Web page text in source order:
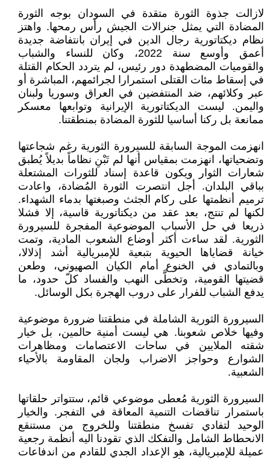
لازالت جذوة الثورة متقدة في السودان بوجه الثورة
المضادة التي يمثل جنرالات الجيش رأس رمحها. واهتز
نظام ديكتاتورية رجال الدين في إيران بانتفاضة جديدة
أعمق وأوسع سنة 2022، وكان للنساء والشباب
والقوميات المضطهدة دور رئيس، لم يتردد الحكام القتلة
في إسقاط مئات القتلى استمرارا لجرائمهم، المباشرة أو
عبر وكلائهم، ضد المنتفضين في العراق وسوريا ولبنان
واليمن. ليست الديكتاتورية الإيرانية وتوابعها معسكر
ممانعة بل ركنا أساسيا للثورة المضادة بمنطقتنا.
انهزمت الموجة السابقة للسيرورة الثورية رغم شجاعتها
وتضحياتها، انهزمت بمقياس أنها لم تَبْنِ نظاماً بديلاً يُطبق
شعارات الثوار ويكون قاعدة إسناد للثورات المشتعلة
بباقي البلدان. أجل انتصرت الثورة المُضادة، واعادت
ترميم أنظمتها على ركام الجثث وصبغتها بدماء الشهداء.
لكنها لم تنتج، بعد عقد من ديكتاتورية قاسية، إلا فشلا
ذريعا في حل الأسباب الموضوعية المفجرة للسيرورة
الثورية. لقد ساءت أكثر أوضاع الشعوب المادية، وتمت
خيانة قضاياها الحيوية بتبعية للإمبريالية أشد إذلالا،
وبالتمادي في الخنوع أمام الكيان الصهيوني، وطعن
قضيتها القومية، وتخطَّى النهب والفساد كلّ حدود، ما
يدفع الشباب للفرار على دروب الهجرة بكل الوسائل.
السيرورة الثورية الشاملة في منطقتنا ضرورة موضوعية
وفيها خلاص شعوبنا. هي ليست أمنية حالمين، بل خيار
شقته الملايين في ساحات الاعتصامات ومظاهرات
الشوارع وحواجز الاضراب ولجان المقاومة بالأحياء
الشعبية.
السيرورة الثورية مُعطى موضوعي قائم، ستتواتر حلقاتها
باستمرار تناقضات التنمية المعاقة في التفجر. والخيار
الوحيد لتفادي تفسخ منطقتنا وللخروج من مستنقع
الانحطاط الشامل والتفكك الذي تقودنا اليه أنظمة رجعية
عميلة للإمبريالية، هو الإعداد الجدي للقادم من اندفاعات